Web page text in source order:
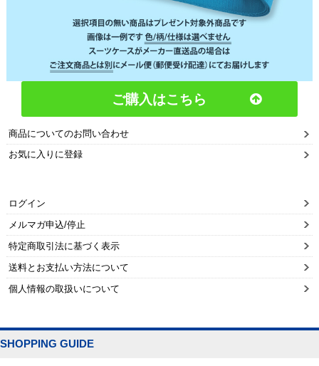
ご購入はこちら
商品についてのお問い合わせ
お気に入りに登録
ログイン
メルマガ申込/停止
特定商取引法に基づく表示
送料とお支払い方法について
個人情報の取扱いについて
SHOPPING GUIDE